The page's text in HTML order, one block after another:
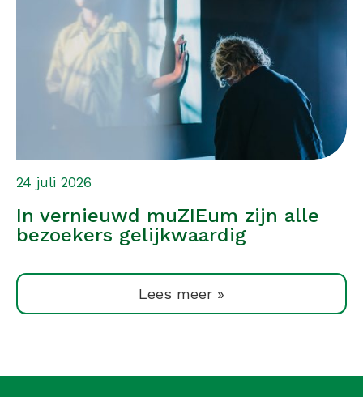
In vernieuwd muZIEum zijn alle
bezoekers gelijkwaardig
24 juli 2026
Lees meer »